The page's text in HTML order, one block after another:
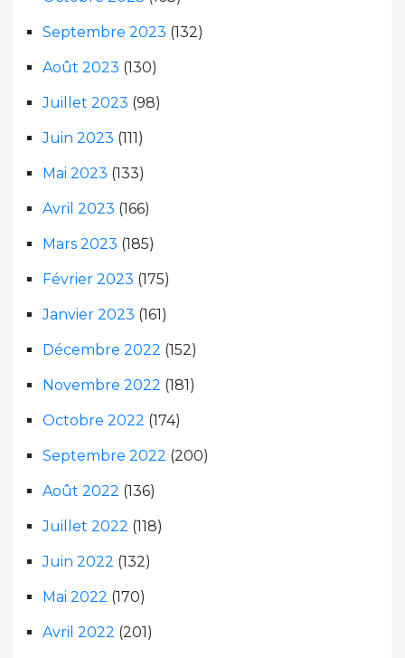
Septembre 2023 (132)
Août 2023 (130)
Juillet 2023 (98)
Juin 2023 (111)
Mai 2023 (133)
Avril 2023 (166)
Mars 2023 (185)
Février 2023 (175)
Janvier 2023 (161)
Décembre 2022 (152)
Novembre 2022 (181)
Octobre 2022 (174)
Septembre 2022 (200)
Août 2022 (136)
Juillet 2022 (118)
Juin 2022 (132)
Mai 2022 (170)
Avril 2022 (201)